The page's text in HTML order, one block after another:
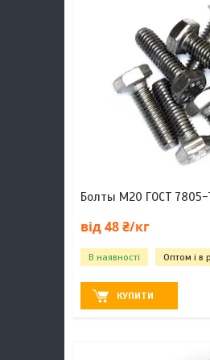
Болты М20 ГОСТ 7805-
від 48 ₴/кг
В наявності Оптом і в
КУПИТИ